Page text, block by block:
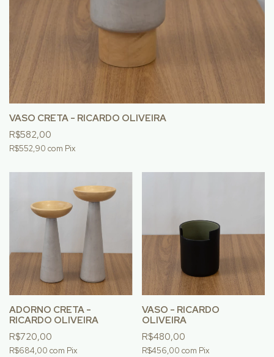
VASO CRETA - RICARDO OLIVEIRA
R$582,00
R$552,90 com Pix
ADORNO CRETA -
RICARDO OLIVEIRA
R$720,00
R$684,00 com Pix
VASO - RICARDO
OLIVEIRA
R$480,00
R$456,00 com Pix